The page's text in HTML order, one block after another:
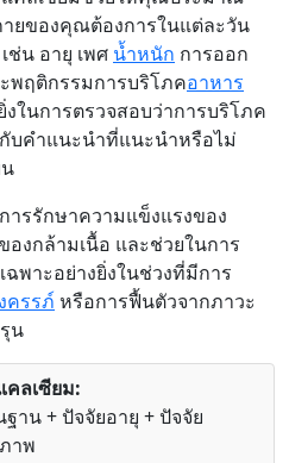
ยของคุณต้องการในแต่ละวัน
ช่น อายุ เพศ น้ำหนัก การออก
พฤติกรรมการบริโภคอาหาร
ในการตรวจสอบว่าการบริโภค
คำแนะนำที่แนะนำหรือไม่
รรักษาความแข็งแรงของ
งกล้ามเนื้อ และช่วยในการ
พาะอย่างยิ่งในช่วงที่มีการ
ครรภ์ หรือการฟื้นตัวจากภาวะ
น
ลเซียม:
าน + ปัจจัยอายุ + ปัจจัย
าพ